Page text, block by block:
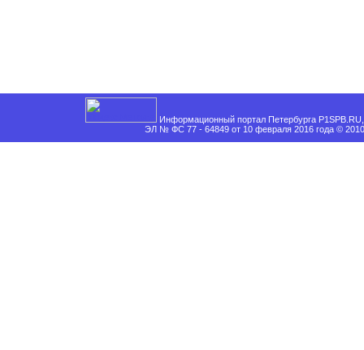
Информационный портал Петербурга
ЭЛ № ФС 77 - 64849 от 10 февраля 2016 года ©